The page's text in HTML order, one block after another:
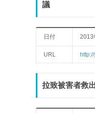
議
日付 2013
URL
拉致被害者救